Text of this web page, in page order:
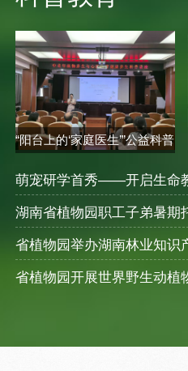
“阳台上的‘家庭医生’”公益科普